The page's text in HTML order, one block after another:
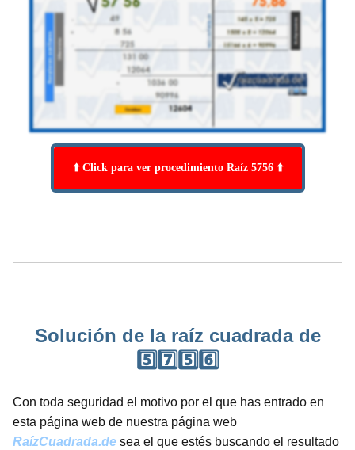
⬆️ Click para ver procedimiento Raíz 5756 ⬆️
Solución de la raíz cuadrada de
5️⃣7️⃣5️⃣6️⃣
Con toda seguridad el motivo por el que has entrado en
esta página web de nuestra página web
RaízCuadrada.de sea el que estés buscando el resultado